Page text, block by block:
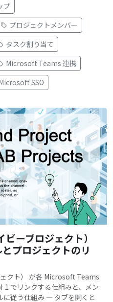
プ
プロジェクトメンバー
タスク割り当て
Microsoft Teams 連携
SSO
ープロジェクト）
プロジェクトのリ
クト） が各 Microsoft Teams
1 でリンクする仕組みと、メン
に従う仕組み — タブを開くと